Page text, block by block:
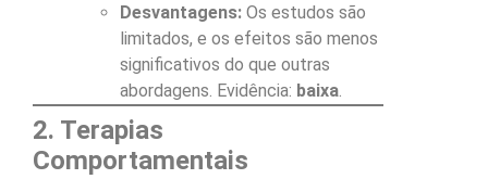
Desvantagens: Os estudos são
limitados, e os efeitos são menos
significativos do que outras
abordagens. Evidência: baixa
2. Terapias
Comportamentais